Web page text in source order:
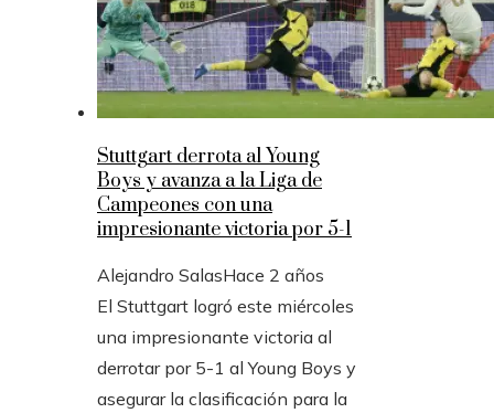
Stuttgart derrota al Young
Boys y avanza a la Liga de
Campeones con una
impresionante victoria por 5-1
Alejandro SalasHace 2 años
El Stuttgart logró este miércoles
una impresionante victoria al
derrotar por 5-1 al Young Boys y
asegurar la clasificación para la